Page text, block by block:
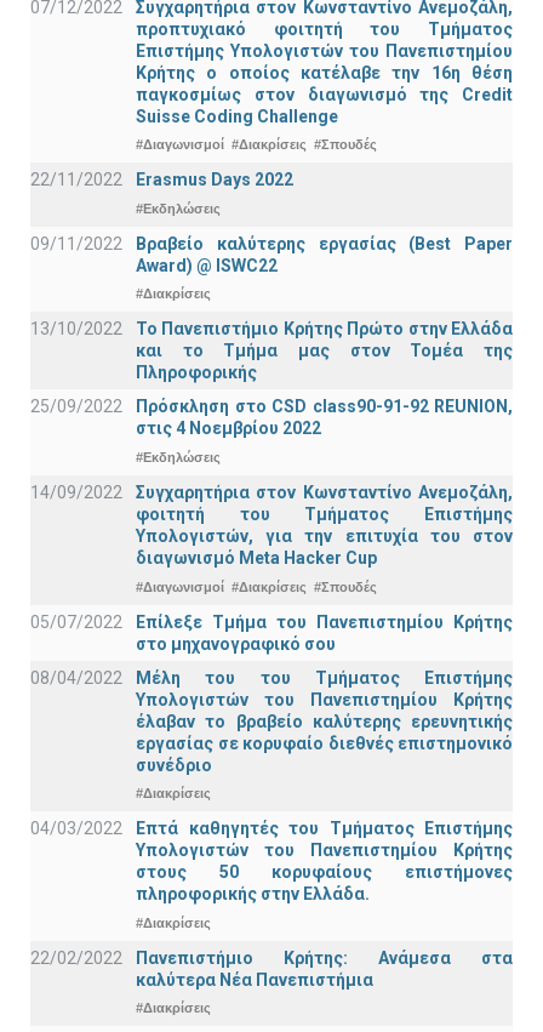
07/12/2022
Συγχαρητήρια στον Κωνσταντίνο Ανεμοζάλη,
προπτυχιακό φοιτητή του Τμήματος
Επιστήμης Υπολογιστών του Πανεπιστημίου
Κρήτης ο οποίος κατέλαβε την 16η θέση
παγκοσμίως στον διαγωνισμό της Credit
Suisse Coding Challenge
#Διαγωνισμοί #Διακρίσεις #Σπουδές
22/11/2022 Erasmus Days 2022
#Εκδηλώσεις
09/11/2022
Βραβείο καλύτερης εργασίας (Best Paper
Award) @ ISWC22
#Διακρίσεις
13/10/2022
Το Πανεπιστήμιο Κρήτης Πρώτο στην Ελλάδα
και το Τμήμα μας στον Τομέα της
Πληροφορικής
25/09/2022
Πρόσκληση στο CSD class90-91-92 REUNION,
στις 4 Νοεμβρίου 2022
#Εκδηλώσεις
14/09/2022
Συγχαρητήρια στον Κωνσταντίνο Ανεμοζάλη,
φοιτητή του Τμήματος Επιστήμης
Υπολογιστών, για την επιτυχία του στον
διαγωνισμό Meta Hacker Cup
#Διαγωνισμοί #Διακρίσεις #Σπουδές
05/07/2022
Επίλεξε Τμήμα του Πανεπιστημίου Κρήτης
στο μηχανογραφικό σου
08/04/2022
Μέλη του του Τμήματος Επιστήμης
Υπολογιστών του Πανεπιστημίου Κρήτης
έλαβαν το βραβείο καλύτερης ερευνητικής
εργασίας σε κορυφαίο διεθνές επιστημονικό
συνέδριο
#Διακρίσεις
04/03/2022
Επτά καθηγητές του Τμήματος Επιστήμης
Υπολογιστών του Πανεπιστημίου Κρήτης
στους 50 κορυφαίους επιστήμονες
πληροφορικής στην Ελλάδα.
#Διακρίσεις
22/02/2022
Πανεπιστήμιο Κρήτης: Ανάμεσα στα
καλύτερα Νέα Πανεπιστήμια
#Διακρίσεις